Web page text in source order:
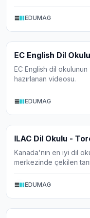
EDUMAG
Video
EC English Dil
EC English dil
hazırlanan videosu.
EDUMAG
Video
ILAC Dil Okulu -
Kanada'nın en iyi dil
merkezinde çekilen
EDUMAG